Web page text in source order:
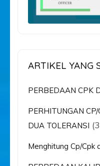
ARTIKEL YANG
PERBEDAAN CPK
PERHITUNGAN
DUA TOLERANSI
Menghitung Cp/Cpk